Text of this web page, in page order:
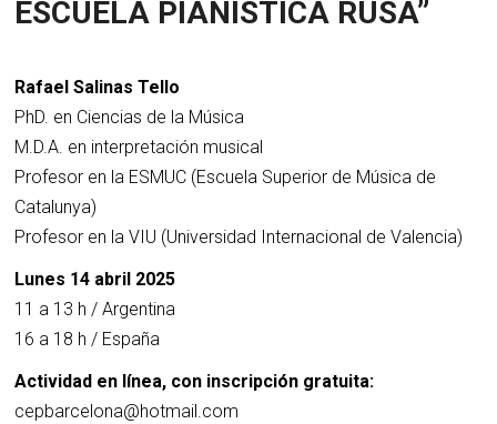
ESCUELA PIANÍSTICA RUSA”
Rafael Salinas Tello
PhD. en Ciencias de la Música
M.D.A. en interpretación musical
Profesor en la ESMUC (Escuela Superior de Música de
Catalunya)
Profesor en la VIU (Universidad Internacional de Valencia)
Lunes 14 abril 2025
11 a 13 h / Argentina
16 a 18 h / España
Actividad en línea, con inscripción gratuita:
cepbarcelona@hotmail.com